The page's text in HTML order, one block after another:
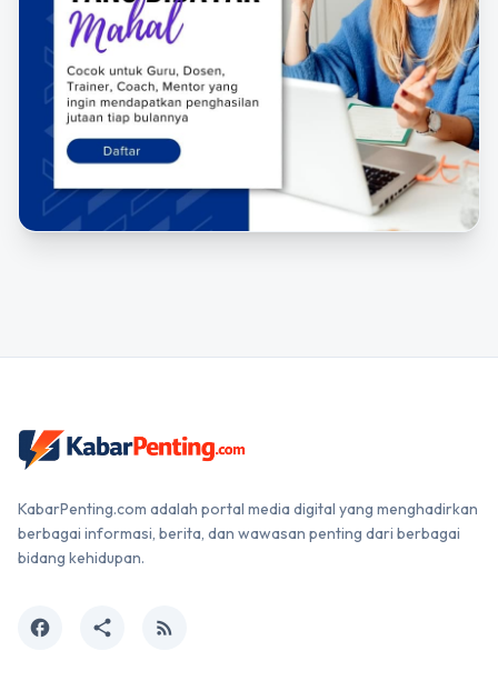
KabarPenting.com adalah portal media digital yang menghadirkan
berbagai informasi, berita, dan wawasan penting dari berbagai
bidang kehidupan.
facebook share rss_feed